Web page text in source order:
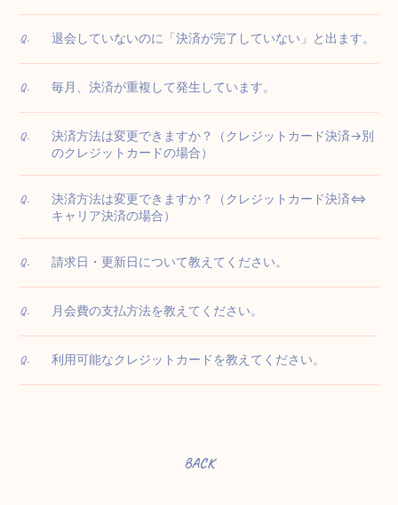
Q. 退会していないのに「決済が完了していない」と出ます。
Q. 毎月、決済が重複して発生しています。
Q.
決済方法は変更できますか？（クレジットカード決済→別
のクレジットカードの場合）
Q.
決済方法は変更できますか？（クレジットカード決済⇔
キャリア決済の場合）
Q. 請求日・更新日について教えてください。
Q. 月会費の支払方法を教えてください。
Q. 利用可能なクレジットカードを教えてください。
BACK